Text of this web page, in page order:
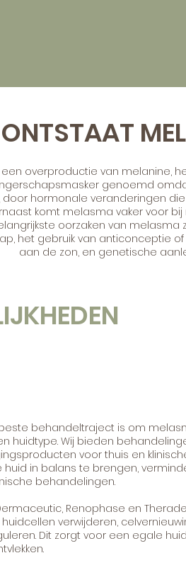
overproductie van melanine,
genoemd
hormonale veranderingen
komt melasma vaker voor
oorzaken van melasma
het gebruik van anticonceptie
aan de zon, en genetische
behandeltraject is om
huidtype. Wij bieden
voor thuis en
in balans te brengen,
behandelingen.
Renophase en
verwijderen,
Dit zorgt voor een egale